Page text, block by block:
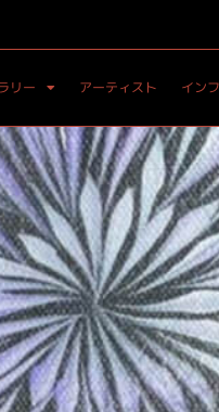
リー アーティスト イン